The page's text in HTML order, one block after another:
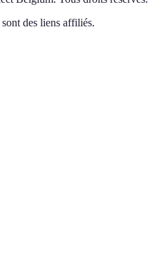
des liens affiliés.